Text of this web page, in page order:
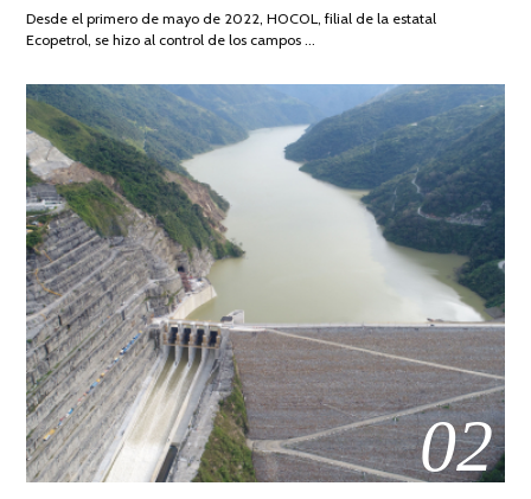
2026
Desde el primero de mayo de 2022, HOCOL, filial de la estatal
Ecopetrol, se hizo al control de los campos …
02